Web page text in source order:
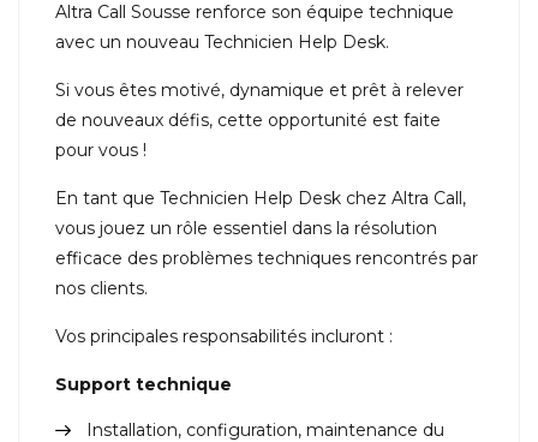
Altra Call Sousse renforce son équipe technique
avec un nouveau Technicien Help Desk.
Si vous êtes motivé, dynamique et prêt à relever
de nouveaux défis, cette opportunité est faite
pour vous !
En tant que Technicien Help Desk chez Altra Call,
vous jouez un rôle essentiel dans la résolution
efficace des problèmes techniques rencontrés par
nos clients.
Vos principales responsabilités incluront :
Support technique
Installation, configuration, maintenance du